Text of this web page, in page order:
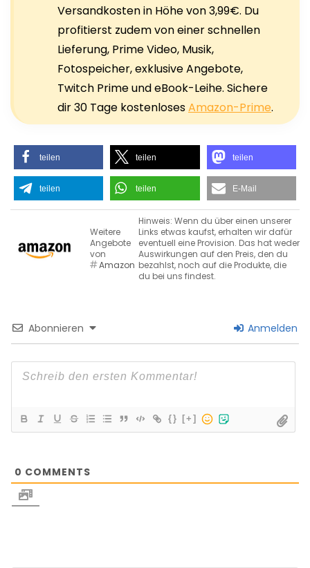
Versandkosten in Höhe von 3,99€. Du
profitierst zudem von einer schnellen
Lieferung, Prime Video, Musik,
Fotospeicher, exklusive Angebote,
Twitch Prime und eBook-Leihe. Sichere
dir 30 Tage kostenlosesAmazon-Prime.
teilen teilen teilen
teilen teilen E-Mail
Weitere
Angebote
von
Amazon
Hinweis: Wenn du über einen unserer
Links etwas kaufst, erhalten wir dafür
eventuell eine Provision. Das hat weder
Auswirkungen auf den Preis, den du
bezahlst, noch auf die Produkte, die
du bei uns findest.
Abonnieren Anmelden
{} [+]
0 COMMENTS